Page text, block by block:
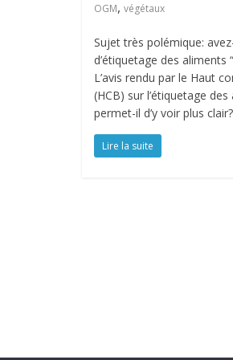
OGM, végétaux
Sujet très polémique:
d’étiquetage des aliments
L’avis rendu par le Haut
(HCB) sur l’étiquetage
permet-il d’y voir plus
Lire la suite